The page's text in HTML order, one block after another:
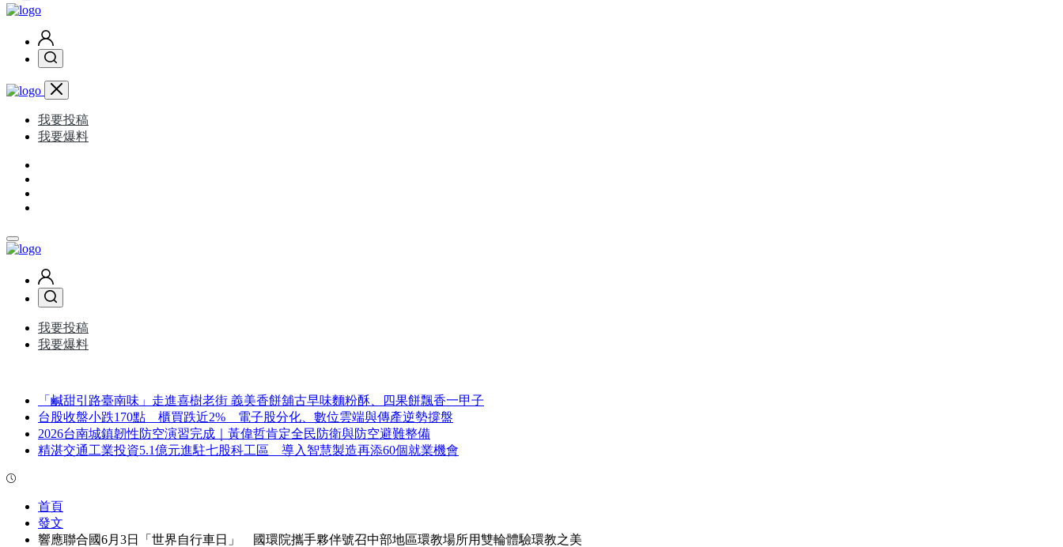
我要投稿
我要爆料
我要投稿
我要爆料
「鹹甜引路臺南味」走進喜樹老街 義美香餅舖古早味麵粉酥、四果餅飄香一甲子
台股收盤小跌170點 櫃買跌近2% 電子股分化、數位雲端與傳產逆勢撐盤
2026台南城鎮韌性防空演習完成｜黃偉哲肯定全民防衛與防空避難整備
精湛交通工業投資5.1億元進駐七股科工區 導入智慧製造再添60個就業機會
首頁
發文
響應聯合國6月3日「世界自行車日」 國環院攜手夥伴號召中部地區環教場所用雙輪體驗環教之美